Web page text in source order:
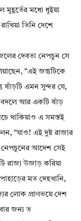
মধ্যে ধুইয়া
তিনি দেশে
দেবতা নেপচুন সে
“এই জন্তুটিকে
ষাঁড়টি এমন সুন্দর যে,
বদলে আর একটি ষাঁড়
থাকিয়াও এ সমস্তই
“যাও! এই দুষ্ট রাজার
নেপচুনের আদেশ সেই
রাজ্য উজাড় করিয়া
মত দেহখানি,
লোক প্রাণভয়ে দেশ
জন্য ত